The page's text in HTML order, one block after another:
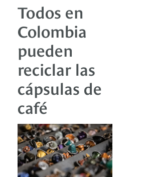
Todos en
Colombia
pueden
reciclar las
cápsulas de
café